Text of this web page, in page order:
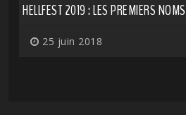
HELLFEST 2019 : LES PREMIERS NOMS
25 juin 2018